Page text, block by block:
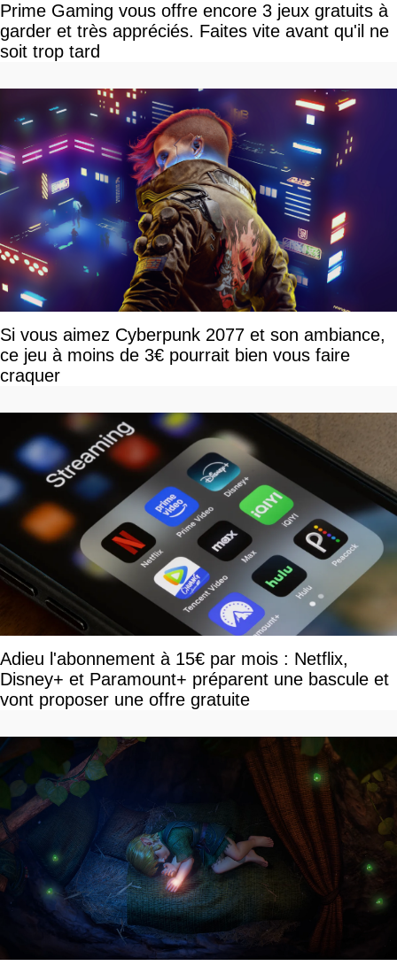
Prime Gaming vous offre encore 3 jeux gratuits à
garder et très appréciés. Faites vite avant qu'il ne
soit trop tard
Si vous aimez Cyberpunk 2077 et son ambiance,
ce jeu à moins de 3€ pourrait bien vous faire
craquer
Adieu l'abonnement à 15€ par mois : Netflix,
Disney+ et Paramount+ préparent une bascule et
vont proposer une offre gratuite